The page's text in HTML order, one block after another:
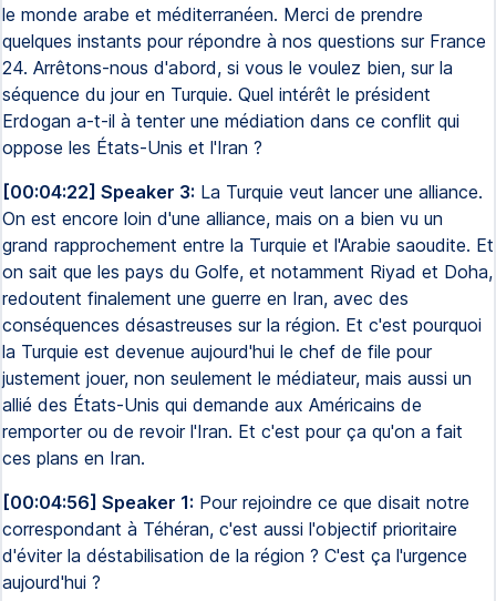
le monde arabe et méditerranéen. Merci de prendre
quelques instants pour répondre à nos questions sur France
24. Arrêtons-nous d'abord, si vous le voulez bien, sur la
séquence du jour en Turquie. Quel intérêt le président
Erdogan a-t-il à tenter une médiation dans ce conflit qui
oppose les États-Unis et l'Iran ?
[00:04:22] Speaker 3: La Turquie veut lancer une alliance.
On est encore loin d'une alliance, mais on a bien vu un
grand rapprochement entre la Turquie et l'Arabie saoudite. Et
on sait que les pays du Golfe, et notamment Riyad et Doha,
redoutent finalement une guerre en Iran, avec des
conséquences désastreuses sur la région. Et c'est pourquoi
la Turquie est devenue aujourd'hui le chef de file pour
justement jouer, non seulement le médiateur, mais aussi un
allié des États-Unis qui demande aux Américains de
remporter ou de revoir l'Iran. Et c'est pour ça qu'on a fait
ces plans en Iran.
[00:04:56] Speaker 1: Pour rejoindre ce que disait notre
correspondant à Téhéran, c'est aussi l'objectif prioritaire
d'éviter la déstabilisation de la région ? C'est ça l'urgence
aujourd'hui ?